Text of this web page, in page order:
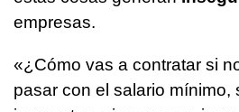
empresas.
«¿Cómo vas a contratar si
pasar con el salario mínimo,